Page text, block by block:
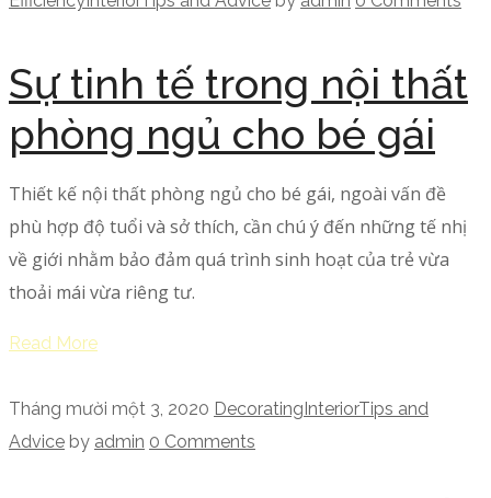
Sự tinh tế trong nội thất
phòng ngủ cho bé gái
Thiết kế nội thất phòng ngủ cho bé gái, ngoài vấn đề
phù hợp độ tuổi và sở thích, cần chú ý đến những tế nhị
về giới nhằm bảo đảm quá trình sinh hoạt của trẻ vừa
thoải mái vừa riêng tư.
Read More
Tháng mười một 3, 2020 DecoratingInteriorTips and
Advice by admin 0 Comments